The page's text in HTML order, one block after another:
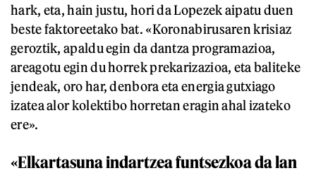
hark, eta, hain justu, hori da Lopezek aipatu duen
beste faktoreetako bat. «Koronabirusaren krisiaz
geroztik, apaldu egin da dantza programazioa,
areagotu egin du horrek prekarizazioa, eta baliteke
jendeak, oro har, denbora eta energia gutxiago
izatea alor kolektibo horretan eragin ahal izateko
ere».
«Elkartasuna indartzea funtsezkoa da lan